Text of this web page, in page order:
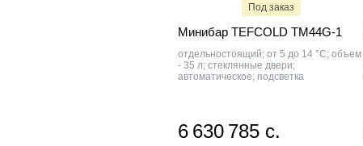
Под заказ
Минибар TEFCOLD TM44G-1
отдельностоящий; от 5 до 14 °C; объем
- 35 л; стеклянные двери;
автоматическое; подсветка
6 630 785 с.